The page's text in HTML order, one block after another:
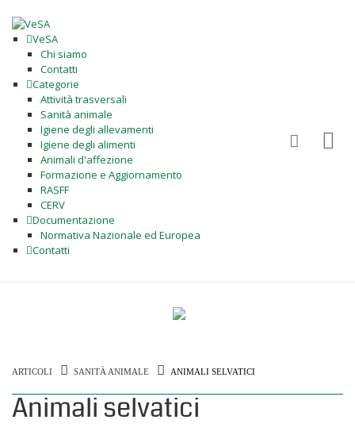
VeSA
Chi siamo
Contatti
Categorie
Attività trasversali
Sanità animale
Igiene degli allevamenti
Igiene degli alimenti
Animali d'affezione
Formazione e Aggiornamento
RASFF
CERV
Documentazione
Normativa Nazionale ed Europea
Contatti
ARTICOLI SANITÀ ANIMALE ANIMALI SELVATICI
Animali selvatici